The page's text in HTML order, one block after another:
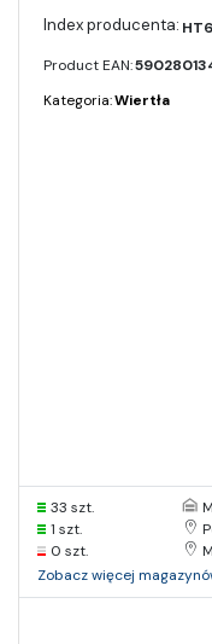
Product EAN:
Kategoria:Wiertła
33 szt.
1 szt.
0 szt.
Zobacz więcej